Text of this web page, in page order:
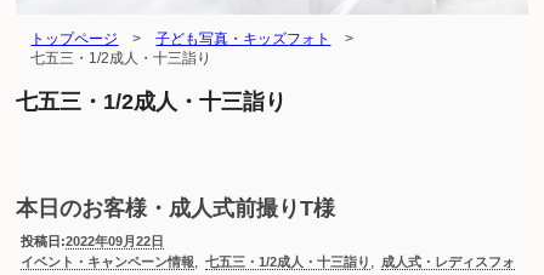
トップページ > 子ども写真・キッズフォト
>
七五三・1/2成人・十三詣り
七五三・1/2成人・十三詣り
本日のお客様・成人式前撮りT様
投稿日:2022年09月22日
イベント・キャンペーン情報, 七五三・1/2成人・十三詣り , 成人式・レディスフォ